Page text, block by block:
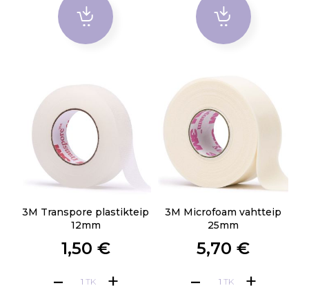
3M Transpore plastikteip
12mm
1,50 €
TK
3M Microfoam vahtteip
25mm
5,70 €
TK